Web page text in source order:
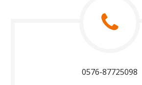
0576-87725098